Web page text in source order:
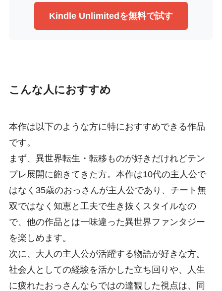
Kindle Unlimitedを無料で試す
こんな人におすすめ
本作は以下のような方に特におすすめできる作品
です。
まず、異世界転生・転移ものが好きだけれどテン
プレ展開に飽きてきた方。本作は10代の主人公で
はなく35歳のおっさんが主人公であり、チート無
双ではなく知恵と工夫で生き抜くスタイルなの
で、他の作品とは一味違った異世界ファンタジー
を楽しめます。
次に、大人の主人公が活躍する物語が好きな方。
社会人としての経験を活かした立ち回りや、人生
に疲れたおっさんならではの達観した視点は、同